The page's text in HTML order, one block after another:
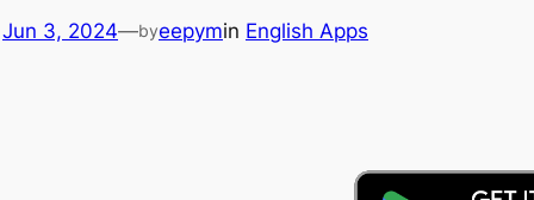
Jun 3, 2024—byeepymin English Apps